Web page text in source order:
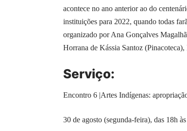
acontece no ano anterior ao do
instituições para 2022, quando todas
organizado por Ana Gonçalves
Horrana de Kássia Santoz
Serviço:
Encontro 6 |Artes Indígenas:
30 de agosto (segunda-feira), das 18h